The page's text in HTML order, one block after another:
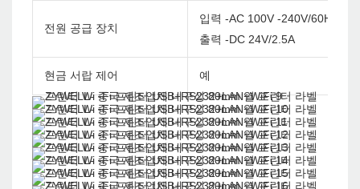
전원 공급 장치
입력 -AC 100V -240V/60Hz
출력 -DC 24V/2.5A
현금 서랍 제어 예